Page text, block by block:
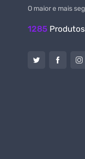
O maior e mais
1285 Produtos